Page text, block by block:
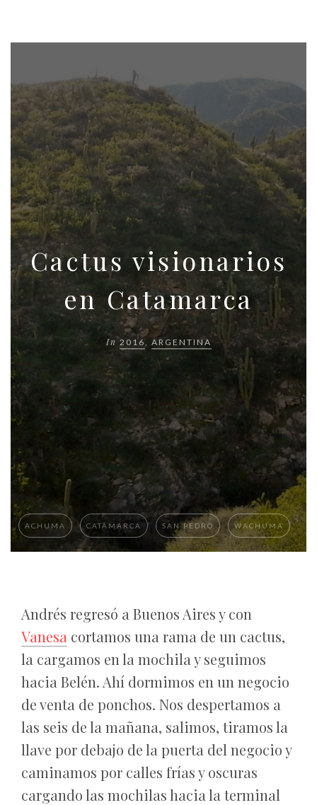
Cactus visionarios
en Catamarca
In 2016 ARGENTINA
ACHUMA CATAMARCA SAN PEDRO WACHUMA
Andrés regresó a Buenos Aires y con
Vanesa cortamos una rama de un cactus,
la cargamos en la mochila y seguimos
hacia Belén. Ahí dormimos en un negocio
de venta de ponchos. Nos despertamos a
las seis de la mañana, salimos, tiramos la
llave por debajo de la puerta del negocio y
caminamos por calles frías y oscuras
cargando las mochilas hacia la terminal